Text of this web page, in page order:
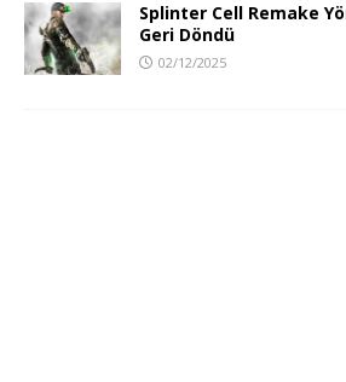
Splinter Cell Remake
Geri Döndü
02/12/2025